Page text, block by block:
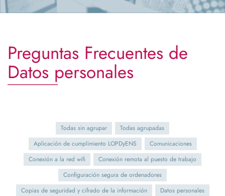
Preguntas Frecuentes de
Datos personales
Todas sin agrupar
Todas agrupadas
Aplicación de cumplimiento LOPDyENS
Comunicaciones
Conexión a la red wifi
Conexión remota al puesto de trabajo
Configuración segura de ordenadores
Copias de seguridad y cifrado de la información
Datos personales